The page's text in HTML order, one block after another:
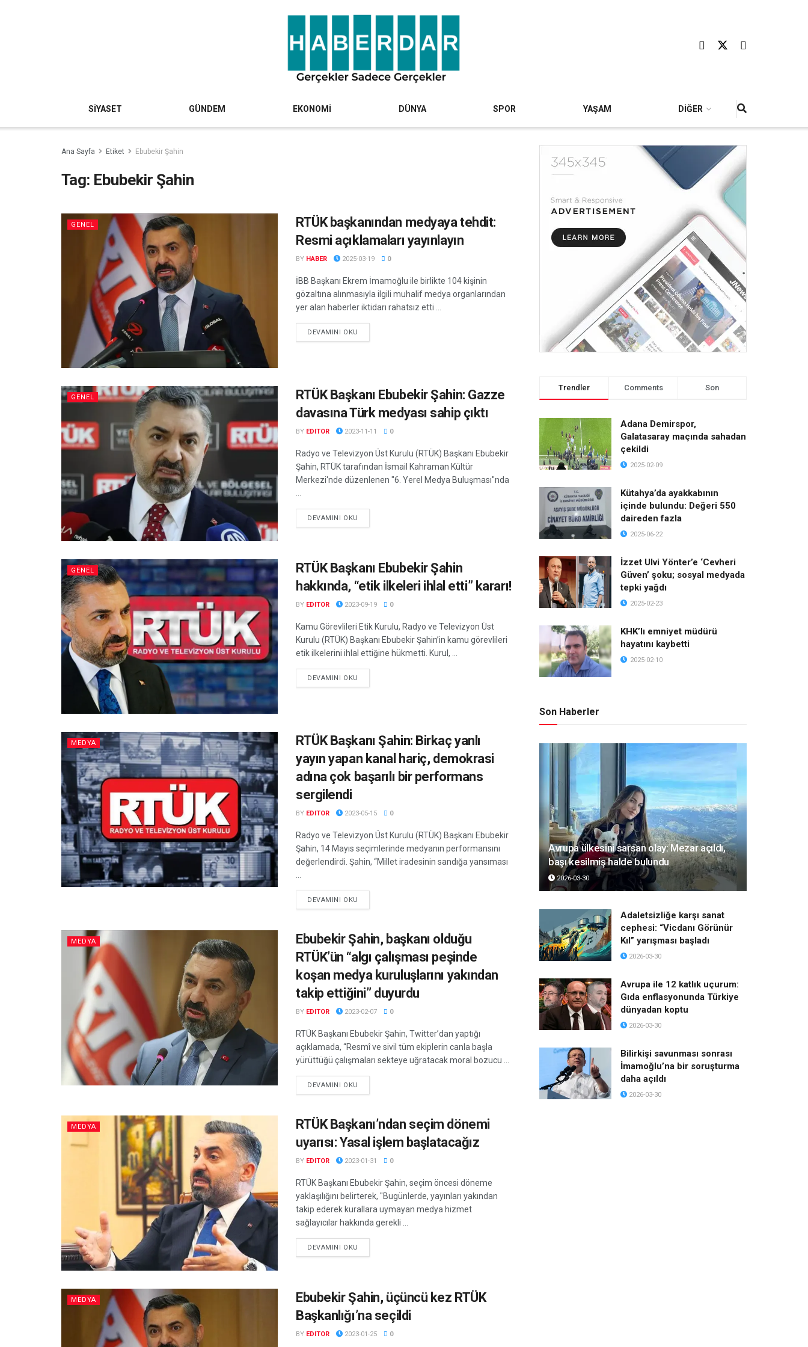
SİYASET GÜNDEM EKONOMİ DÜNYA SPOR YAŞAM DİĞER
Ana Sayfa Etiket Ebubekir Şahin
Tag: Ebubekir Şahin
GENEL
RTÜK başkanından medyaya tehdit:
Resmi açıklamaları yayınlayın
BY HABER 2025-03-19 0
İBB Başkanı Ekrem İmamoğlu ile birlikte 104 kişinin
gözaltına alınmasıyla ilgili muhalif medya organlarından
yer alan haberler iktidarı rahatsız etti ...
DEVAMINI OKU
GENEL
RTÜK Başkanı Ebubekir Şahin: Gazze
davasına Türk medyası sahip çıktı
BY EDITOR 2023-11-11 0
Radyo ve Televizyon Üst Kurulu (RTÜK) Başkanı Ebubekir
Şahin, RTÜK tarafından İsmail Kahraman Kültür
Merkezi'nde düzenlenen "6. Yerel Medya Buluşması"nda
...
DEVAMINI OKU
GENEL
RTÜK Başkanı Ebubekir Şahin
hakkında, “etik ilkeleri ihlal etti” kararı!
BY EDITOR 2023-09-19 0
Kamu Görevlileri Etik Kurulu, Radyo ve Televizyon Üst
Kurulu (RTÜK) Başkanı Ebubekir Şahin’in kamu görevlileri
etik ilkelerini ihlal ettiğine hükmetti. Kurul, ...
DEVAMINI OKU
MEDYA
RTÜK Başkanı Şahin: Birkaç yanlı
yayın yapan kanal hariç, demokrasi
adına çok başarılı bir performans
sergilendi
BY EDITOR 2023-05-15 0
Radyo ve Televizyon Üst Kurulu (RTÜK) Başkanı Ebubekir
Şahin, 14 Mayıs seçimlerinde medyanın performansını
değerlendirdi. Şahin, “Millet iradesinin sandığa yansıması
DEVAMINI OKU
MEDYA
Ebubekir Şahin, başkanı olduğu
RTÜK’ün “algı çalışması peşinde
koşan medya kuruluşlarını yakından
takip ettiğini” duyurdu
BY EDITOR 2023-02-07 0
RTÜK Başkanı Ebubekir Şahin, Twitter’dan yaptığı
açıklamada, “Resmî ve sivil tüm ekiplerin canla başla
yürüttüğü çalışmaları sekteye uğratacak moral bozucu ...
DEVAMINI OKU
MEDYA
RTÜK Başkanı’ndan seçim dönemi
uyarısı: Yasal işlem başlatacağız
BY EDITOR 2023-01-31 0
RTÜK Başkanı Ebubekir Şahin, seçim öncesi döneme
yaklaşılığını belirterek, "Bugünlerde, yayınları yakından
takip ederek kurallara uymayan medya hizmet
sağlayıcılar hakkında gerekli ...
DEVAMINI OKU
MEDYA
Ebubekir Şahin, üçüncü kez RTÜK
Başkanlığı’na seçildi
BY EDITOR 2023-01-25 0
Trendler Comments Son
Adana Demirspor,
Galatasaray maçında sahadan
çekildi
2025-02-09
Kütahya’da ayakkabının
içinde bulundu: Değeri 550
daireden fazla
2025-06-22
İzzet Ulvi Yönter’e ‘Cevheri
Güven’ şoku; sosyal medyada
tepki yağdı
2025-02-23
KHK’lı emniyet müdürü
hayatını kaybetti
2025-02-10
Son Haberler
Avrupa ülkesini sarsan olay: Mezar açıldı,
başı kesilmiş halde bulundu
2026-03-30
Adaletsizliğe karşı sanat
cephesi: “Vicdanı Görünür
Kıl” yarışması başladı
2026-03-30
Avrupa ile 12 katlık uçurum:
Gıda enflasyonunda Türkiye
dünyadan koptu
2026-03-30
Bilirkişi savunması sonrası
İmamoğlu’na bir soruşturma
daha açıldı
2026-03-30